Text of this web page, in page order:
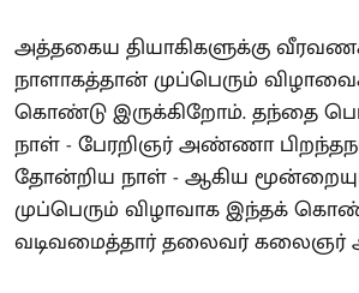
அத்தகைய தியாகிகளுக்கு
நாளாகத்தான் முப்பெரும்
கொண்டு இருக்கிறோம். தந்தை
நாள் - பேரறிஞர் அண்ணா
தோன்றிய நாள் - ஆகிய
முப்பெரும் விழாவாக இந்தக்
வடிவமைத்தார் தலைவர் கலைஞர்